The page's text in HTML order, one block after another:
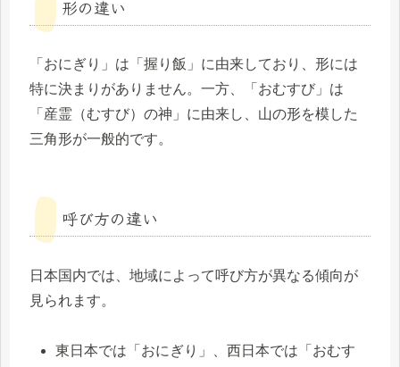
形の違い
「おにぎり」は「握り飯」に由来しており、形には
特に決まりがありません。一方、「おむすび」は
「産霊（むすび）の神」に由来し、山の形を模した
三角形が一般的です。
呼び方の違い
日本国内では、地域によって呼び方が異なる傾向が
見られます。
東日本では「おにぎり」、西日本では「おむす